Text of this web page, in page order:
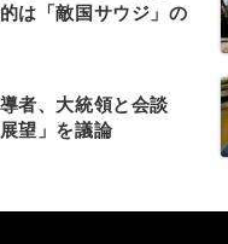
は「敵国サウジ」の
者、大統領と会談
望」を議論